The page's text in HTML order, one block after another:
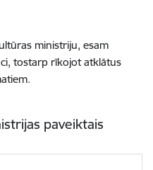
ministriju, esam
tostarp rīkojot atklātus
paveiktais